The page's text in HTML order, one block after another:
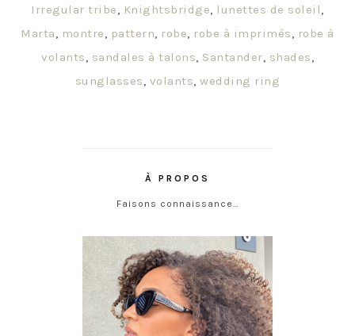
Irregular tribe, Knightsbridge, lunettes de soleil,
Marta, montre, pattern, robe, robe à imprimés, robe à
volants, sandales à talons, Santander, shades,
sunglasses, volants,wedding ring
À PROPOS
Faisons connaissance…